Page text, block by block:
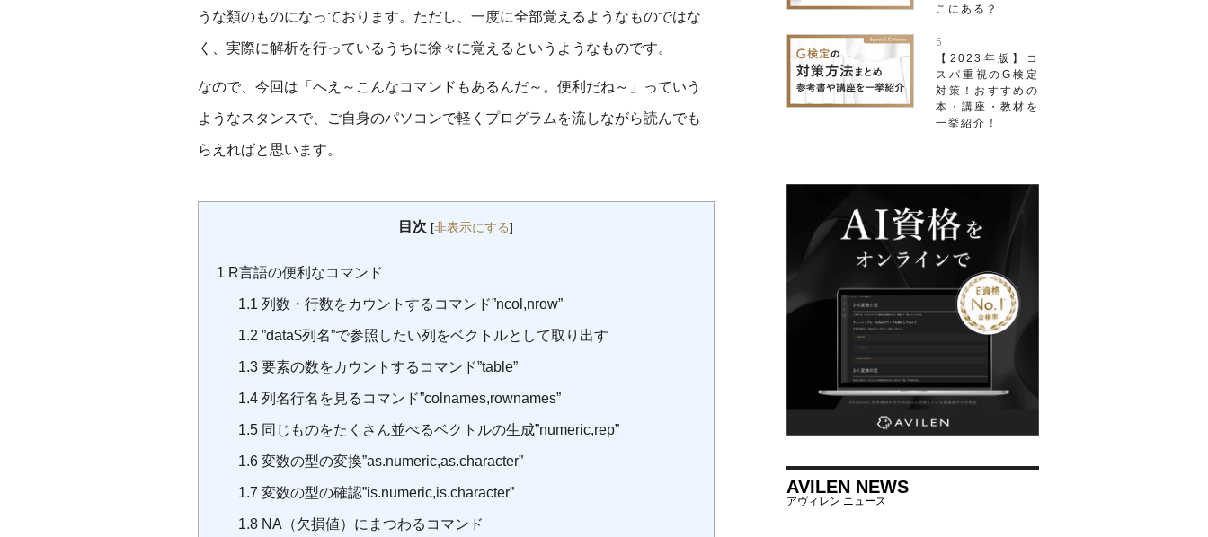
うな類のものになっております。ただし、一度に全部覚えるようなものではな
く、実際に解析を行っているうちに徐々に覚えるというようなものです。
なので、今回は「へえ～こんなコマンドもあるんだ～。便利だね～」っていう
ようなスタンスで、ご自身のパソコンで軽くプログラムを流しながら読んでも
らえればと思います。
目次 [非表示にする]
1 R言語の便利なコマンド
1.1 列数・行数をカウントするコマンド”ncol,nrow”
1.2 ”data$列名”で参照したい列をベクトルとして取り出す
1.3 要素の数をカウントするコマンド”table”
1.4 列名行名を見るコマンド”colnames,rownames”
1.5 同じものをたくさん並べるベクトルの生成”numeric,rep”
1.6 変数の型の変換”as.numeric,as.character”
1.7 変数の型の確認”is.numeric,is.character”
1.8 NA（欠損値）にまつわるコマンド
こにある？
【2023年版】コ
スパ重視のG検定
対策！おすすめの
本・講座・教材を
一挙紹介！
AVILEN NEWS